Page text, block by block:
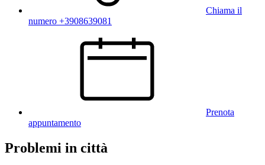
Chiama il
numero +3908639081
Prenota
appuntamento
Problemi in città